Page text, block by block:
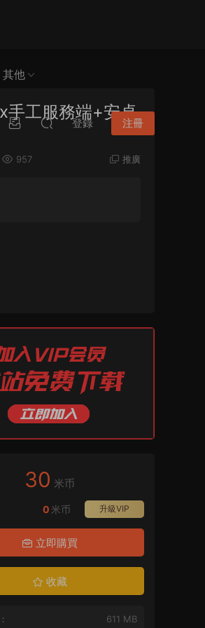
其他
登錄 注冊
手工服務端+安卓
957 推廣
30 米币
升級VIP
0 米币
立即購買
收藏
611 MB